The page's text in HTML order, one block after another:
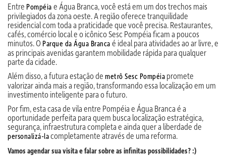
Entre Pompéia e Água Branca, você está em um dos trechos mais
privilegiados da zona oeste. A região oferece tranquilidade
residencial com toda a praticidade que você precisa. Restaurantes,
cafés, comércio local e o icônico Sesc Pompéia ficam a poucos
minutos. O Parque da Água Branca é ideal para atividades ao ar livre, e
as principais avenidas garantem mobilidade rápida para qualquer
parte da cidade.
Além disso, a futura estação de metrô Sesc Pompéia promete
valorizar ainda mais a região, transformando essa localização em um
investimento inteligente para o futuro.
Por fim, esta casa de vila entre Pompéia e Água Branca é a
oportunidade perfeita para quem busca localização estratégica,
segurança, infraestrutura completa e ainda quer a liberdade de
personalizá-lacompletamente através de uma reforma.
Vamos agendar sua visita e falar sobre as infinitas possibilidades? :)